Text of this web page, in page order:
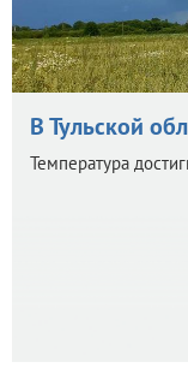
В Тульской
Температура